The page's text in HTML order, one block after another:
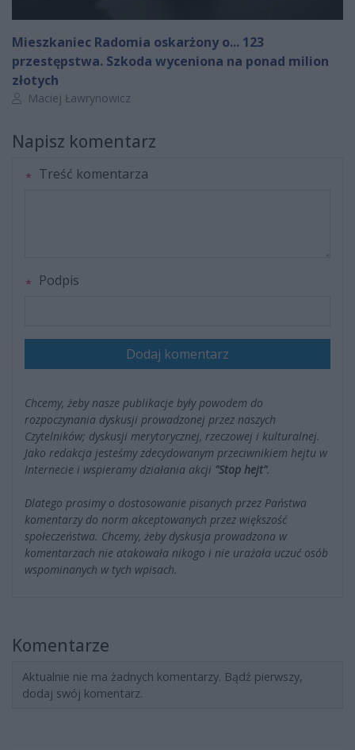
Mieszkaniec Radomia oskarżony o... 123
przestępstwa. Szkoda wyceniona na ponad milion
złotych
Autor artykułu:
Maciej Ławrynowicz
Napisz komentarz
Treść komentarza
Podpis
Dodaj komentarz
Chcemy, żeby nasze publikacje były powodem do
rozpoczynania dyskusji prowadzonej przez naszych
Czytelników; dyskusji merytorycznej, rzeczowej i kulturalnej.
Jako redakcja jesteśmy zdecydowanym przeciwnikiem hejtu w
Internecie i wspieramy działania akcji "Stop hejt".
Dlatego prosimy o dostosowanie pisanych przez Państwa
komentarzy do norm akceptowanych przez większość
społeczeństwa. Chcemy, żeby dyskusja prowadzona w
komentarzach nie atakowała nikogo i nie urażała uczuć osób
wspominanych w tych wpisach.
Komentarze
Aktualnie nie ma żadnych komentarzy. Bądź pierwszy,
dodaj swój komentarz.